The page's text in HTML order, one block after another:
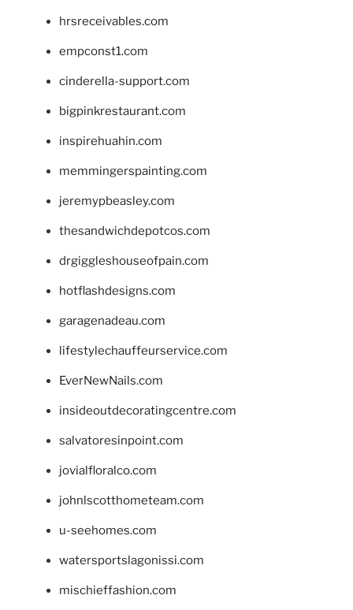
hrsreceivables.com
empconst1.com
cinderella-support.com
bigpinkrestaurant.com
inspirehuahin.com
memmingerspainting.com
jeremypbeasley.com
thesandwichdepotcos.com
drgiggleshouseofpain.com
hotflashdesigns.com
garagenadeau.com
lifestylechauffeurservice.com
EverNewNails.com
insideoutdecoratingcentre.com
salvatoresinpoint.com
jovialfloralco.com
johnlscotthometeam.com
u-seehomes.com
watersportslagonissi.com
mischieffashion.com